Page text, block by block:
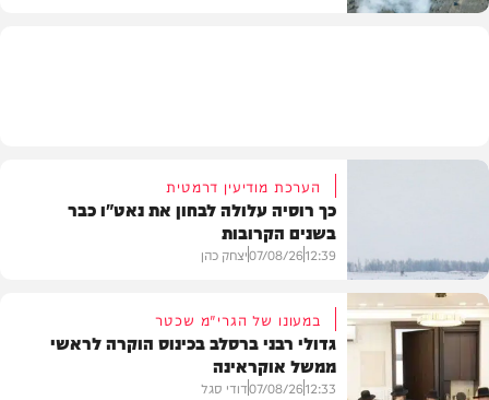
הערכת מודיעין דרמטית
כך רוסיה עלולה לבחון את נאט"ו כבר
בשנים הקרובות
12:39
07/08/26יצחק כהן
במעונו של הגרי"מ שכטר
גדולי רבני ברסלב בכינוס הוקרה לראשי
ממשל אוקראינה
12:33
07/08/26דודי סגל